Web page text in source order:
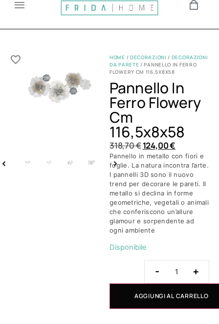
HOME / DECORAZIONI / DECORAZIONI
DA PARETE / PANNELLO IN FERRO
FLOWERY CM 116,5X8X58
Pannello In
Ferro Flowery
Cm
116,5x8x58
318,70€124,00€
Pannello in metallo con fiori e
foglie. La natura incontra l’arte.
I pannelli 3D sono il nuovo
trend per decorare le pareti. Il
metallo si declina in forme
geometriche, vegetali o animali
che conferiscono un’allure
glamour e sorpendente ad
ogni ambiente
Disponibile
- +
AGGIUNGI AL CARRELLO